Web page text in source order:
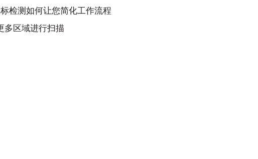
检测如何让您简化工作流程
多区域进行扫描